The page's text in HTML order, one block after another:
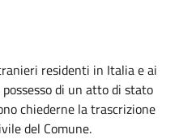
residenti in Italia e ai
di un atto di stato
chiederne la trascrizione
del Comune.